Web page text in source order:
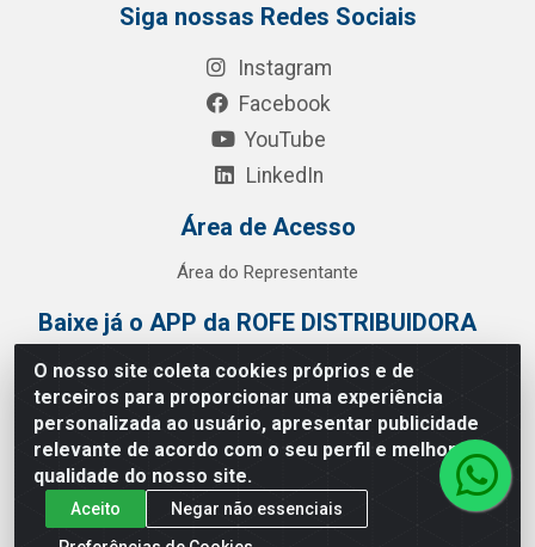
O nosso site coleta cookies próprios e de
terceiros para proporcionar uma experiência
personalizada ao usuário, apresentar publicidade
relevante de acordo com o seu perfil e melhorar a
qualidade do nosso site.
Aceito
Negar não essenciais
Siga nossas Redes Sociais
Instagram
Facebook
YouTube
LinkedIn
Área de Acesso
Área do Representante
Baixe já o APP da ROFE DISTRIBUIDORA